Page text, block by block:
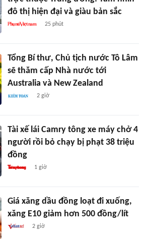
đô thị hiện đại và giàu bản sắc
25 phút
Tổng Bí thư, Chủ tịch nước Tô Lâm
sẽ thăm cấp Nhà nước tới
Australia và New Zealand
2 giờ
Tài xế lái Camry tông xe máy chở 4
người rồi bỏ chạy bị phạt 38 triệu
đồng
1 giờ
Giá xăng dầu đồng loạt đi xuống,
xăng E10 giảm hơn 500 đồng/lít
2 giờ